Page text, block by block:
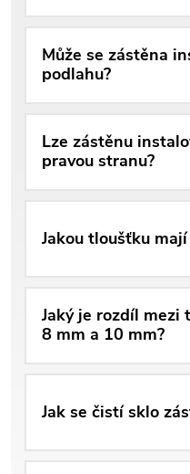
Může se zástěna
podlahu?
Lze zástěnu
pravou stranu?
Jakou tloušťku
Jaký je rozdíl mezi
8 mm a 10 mm?
Jak se čistí sklo